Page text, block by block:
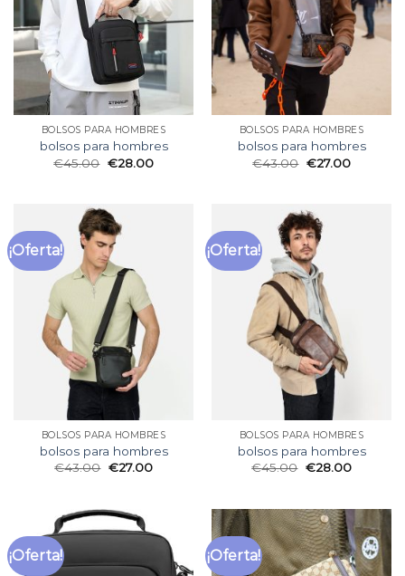
BOLSOS PARA HOMBRES
bolsos para hombres
€45.00 €28.00
BOLSOS PARA HOMBRES
bolsos para hombres
€43.00 €27.00
¡Oferta!
BOLSOS PARA HOMBRES
bolsos para hombres
€43.00 €27.00
¡Oferta!
BOLSOS PARA HOMBRES
bolsos para hombres
€45.00 €28.00
¡Oferta! ¡Oferta!